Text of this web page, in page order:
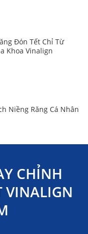
Đón Tết Chỉ Từ
Khoa Vinalign
Niềng Răng Cá Nhân
CHỈNH
VINALIGN